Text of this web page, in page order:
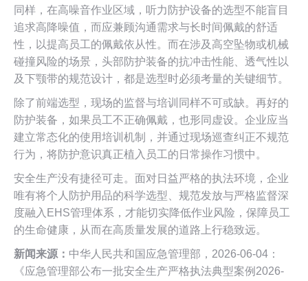
同样，在高噪音作业区域，听力防护设备的选型不能盲目
追求高降噪值，而应兼顾沟通需求与长时间佩戴的舒适
性，以提高员工的佩戴依从性。而在涉及高空坠物或机械
碰撞风险的场景，头部防护装备的抗冲击性能、透气性以
及下颚带的规范设计，都是选型时必须考量的关键细节。
除了前端选型，现场的监督与培训同样不可或缺。再好的
防护装备，如果员工不正确佩戴，也形同虚设。企业应当
建立常态化的使用培训机制，并通过现场巡查纠正不规范
行为，将防护意识真正植入员工的日常操作习惯中。
安全生产没有捷径可走。面对日益严格的执法环境，企业
唯有将个人防护用品的科学选型、规范发放与严格监督深
度融入EHS管理体系，才能切实降低作业风险，保障员工
的生命健康，从而在高质量发展的道路上行稳致远。
新闻来源： 中华人民共和国应急管理部，2026-06-04：
《应急管理部公布一批安全生产严格执法典型案例2026-